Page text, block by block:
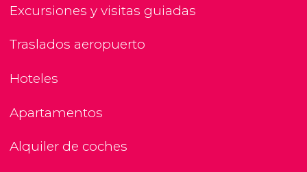
Excursiones y visitas guiadas
Traslados aeropuerto
Hoteles
Apartamentos
Alquiler de coches